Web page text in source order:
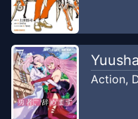
Action,